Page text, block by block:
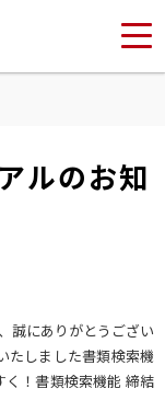
ルのお知
誠にありがとうござい
たしました書類検索機
！書類検索機能 締結